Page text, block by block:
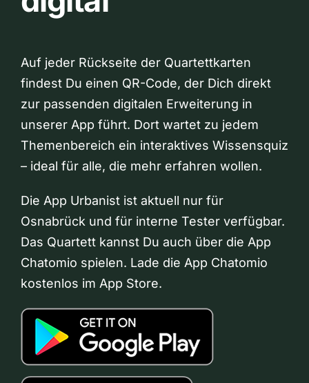
Auf jeder Rückseite der Quartettkarten
findest Du einen QR-Code, der Dich direkt
zur passenden digitalen Erweiterung in
unserer App führt. Dort wartet zu jedem
Themenbereich ein interaktives Wissensquiz
– ideal für alle, die mehr erfahren wollen.
Die App Urbanist ist aktuell nur für
Osnabrück und für interne Tester verfügbar.
Das Quartett kannst Du auch über die App
Chatomio spielen. Lade die App Chatomio
kostenlos im App Store.